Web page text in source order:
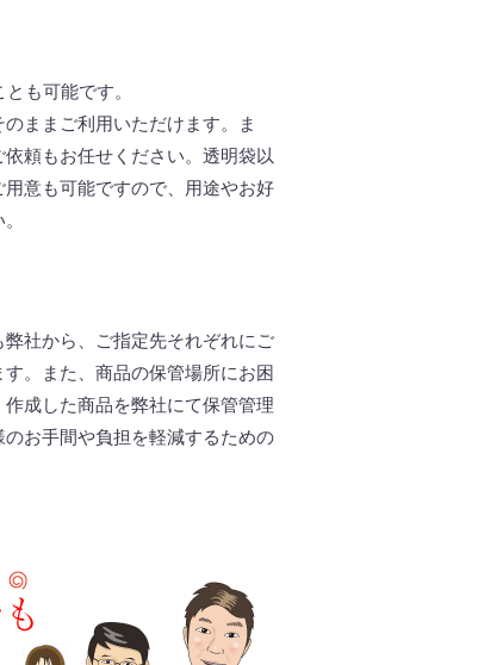
も可能です。
ままご利用いただけます。ま
頼もお任せください。透明袋以
意も可能ですので、用途やお好
社から、ご指定先それぞれにご
。また、商品の保管場所にお困
成した商品を弊社にて保管管理
お手間や負担を軽減するための